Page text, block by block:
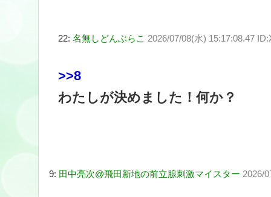
22: 名無しどんぶらこ 2026/07/08(水) 15:17:08.47
>>8
わたしが決めました！何か？
9: 田中亮次@飛田新地の前立腺刺激マイスター 2026/